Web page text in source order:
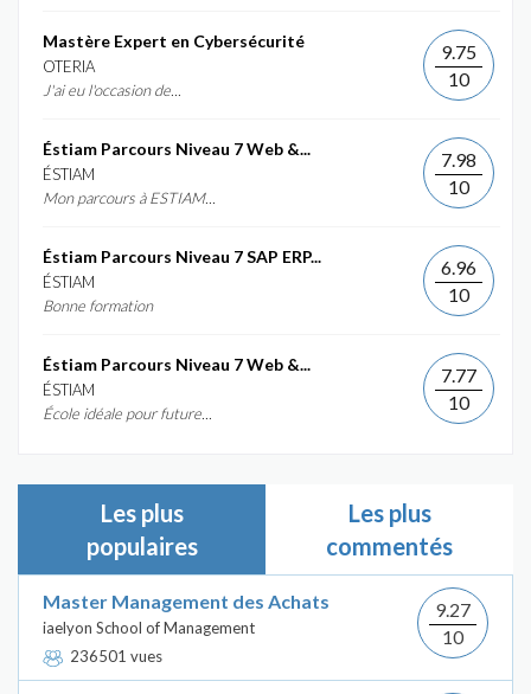
Mastère Expert en Cybersécurité
OTERIA
J'ai eu l'occasion de...
9.75
10
Éstiam Parcours Niveau 7 Web &...
ÉSTIAM
Mon parcours à ESTIAM...
7.98
10
Éstiam Parcours Niveau 7 SAP ERP...
ÉSTIAM
Bonne formation
6.96
10
Éstiam Parcours Niveau 7 Web &...
ÉSTIAM
École idéale pour future...
7.77
10
Les plus
populaires
Les plus
commentés
Master Management des Achats
iaelyon School of Management
236501 vues
9.27
10